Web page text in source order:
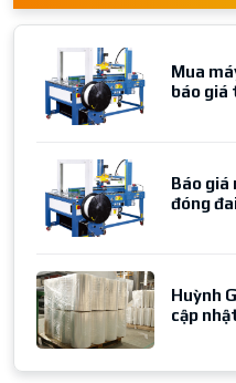
Mua
báo giá
Báo giá
đóng
Huỳnh
cập